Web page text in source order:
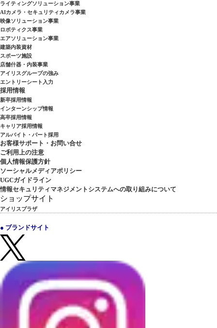
ライティングソリューション事業
AIカメラ・セキュリティカメラ事業
映像ソリューション事業
ロボティクス事業
エアソリューション事業
建築内装資材
スポーツ施設
店舗什器・内装事業
アイリスグループの強み
エントリーシート入力
採用情報
新卒採用情報
インターンシップ情報
高卒採用情報
キャリア採用情報
アルバイト・パート採用
お客様サポート・お問い合せ
ご利用上の注意
個人情報保護方針
ソーシャルメディアポリシー
UGCガイドライン
情報セキュリティマネジメントシステムへの取り組みについて
ショップサイト
アイリスプラザ
● ブランドサイト